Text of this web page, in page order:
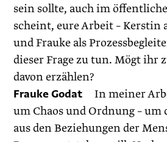
sein sollte, auch im
scheint, eure Arbeit – Kerstin
und Frauke als
dieser Frage zu tun. Mögt ihr
davon erzählen?
Frauke Godat In meiner
um Chaos und Ordnung – um
aus den Beziehungen der